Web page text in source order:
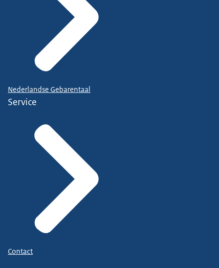
Nederlandse Gebarentaal
Service
Contact